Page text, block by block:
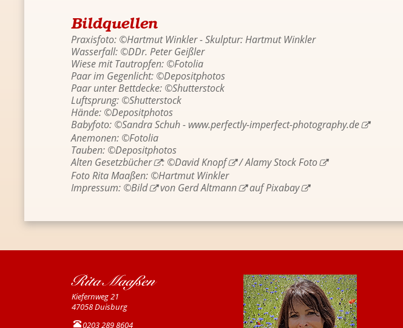
Bild­quel­len
Pra­xis­fo­to: ©Hart­mut Wink­ler - Skulp­tur: Hart­mut Wink­ler
Was­ser­fall: ©DDr. Peter Gei­ß­ler
Wiese mit Tau­trop­fen: ©Fo­to­lia
Paar im Ge­gen­licht: ©De­po­sit­pho­tos
Paar unter Bett­de­cke: ©Shut­ter­stock
Luft­sprung: ©Shut­ter­stock
Hände: ©De­po­sit­pho­tos
Ba­by­fo­to: ©San­dra Schuh - www.​perfectly-​imperfect-​photography.​de
Ane­mo­nen: ©Fo­to­lia
Tau­ben: ©De­po­sit­pho­tos
Alten Ge­setz­bü­cher
: ©David Knopf /Alamy Stock Foto
Foto Rita Maa­ßen: ©Hart­mut Wink­ler
Im­pres­sum: ©Bild von Gerd Alt­mann aufPixa­bay
Rita Maa­ßen
Kie­fern­weg 21
47058 Duis­burg
0203 289 8604